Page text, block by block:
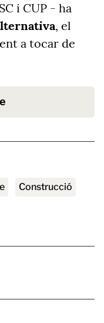
i CUP - ha
, el
a tocar de
Construcció